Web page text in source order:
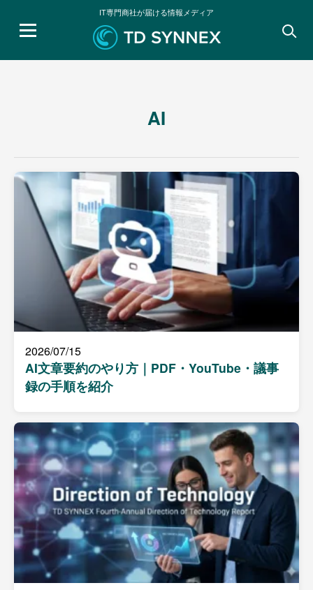
IT専門商社が届ける情報メディア
検
AI
2026/07/15
AI文章要約のやり方｜PDF・YouTube・議事
録の手順を紹介